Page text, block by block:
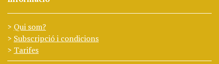
Qui som?
Subscripció i condicions
Tarifes